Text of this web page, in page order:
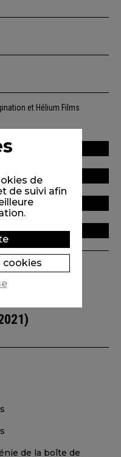
et Hélium Films
de
de suivi afin
cookies